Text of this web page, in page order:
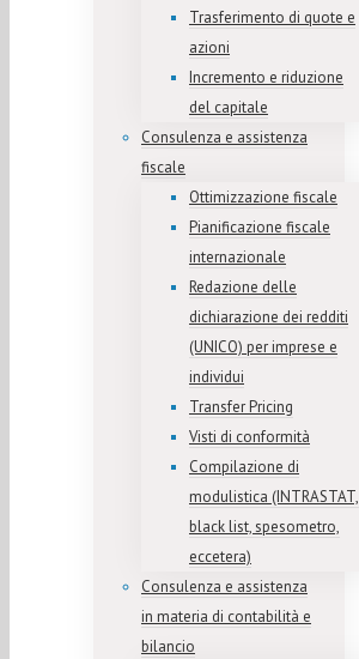
Trasferimento di quote e
azioni
Incremento e riduzione
del capitale
Consulenza e assistenza
fiscale
Ottimizzazione fiscale
Pianificazione fiscale
internazionale
Redazione delle
dichiarazione dei redditi
(UNICO) per imprese e
individui
Transfer Pricing
Visti di conformità
Compilazione di
modulistica (INTRASTAT,
black list, spesometro,
eccetera)
Consulenza e assistenza
in materia di contabilità e
bilancio